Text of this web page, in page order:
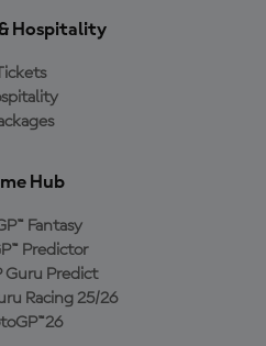
Hospitality
Hub
Fantasy
Predictor
Guru Predict
Racing 25/26